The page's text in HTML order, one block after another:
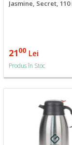
Jasmine, Secret, 110
2100 Lei
Produs în Stoc